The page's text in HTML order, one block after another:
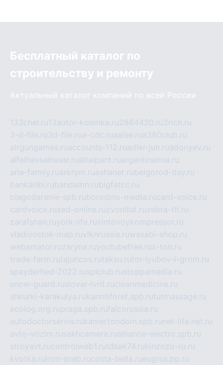
Бесплатный каталог по
строительству и ремонту
Актуальный каталог компаний по всей России
133chel.ru13autor-kolonka.ru2864420.ru2rich.ru
3-d-file.ru3d-file.rua-cdc.ruaalse.rua380club.ru
airgungames.ruaccounts-112.ruadler-jun.ruadonyev.ru
alfeihavsalnassr.rualtaipant.ruargentinamia.ru
aria-family.ruarkrym.ruashanet.rubelgorod-day.ru
bankaribi.rubandamn.rubigfatcc.ru
blagodarenie-spb.ruborodino-media.rucard-voice.ru
cardvoice.ruzed-online.ruzvonitut.ruzebra-tlt.ru
zarafshan.ruyork-life.ruvintovoykompressor.ru
vladivostok-map.ruvlknrussia.ruwasabi-shop.ru
webamator.ruzaryna.ruyoutubefree.rux-ton.ru
trade-farm.rutajuncos.rutaksu.rutor-lyubov-i-grom.ru
spayderhed-2022.rusplclub.rustoppamedia.ru
snow-guard.ruslovar-ivrit.rucleanmedicine.ru
shkurki-karakulya.rukanotiforet.spb.rututmassage.ru
ecolog.org.rupraga.spb.rufalcorussia.ru
autodoctorservis.rukamertondom.spb.ru net-life.net.ru
avto-vozim.rusakhcamera.rualliance-electro.spb.ru
stroyavt.rucontrolweb1.rutdsak74.rukinzozo-ru.ru
kvotka.ru iron-snab.rucosta-bella.rueugrus.pp.ru